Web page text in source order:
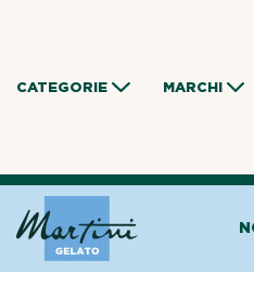
CATEGORIE MARCHI